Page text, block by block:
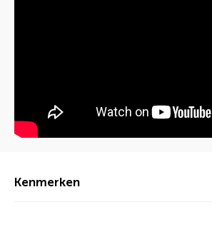
Kenmerken